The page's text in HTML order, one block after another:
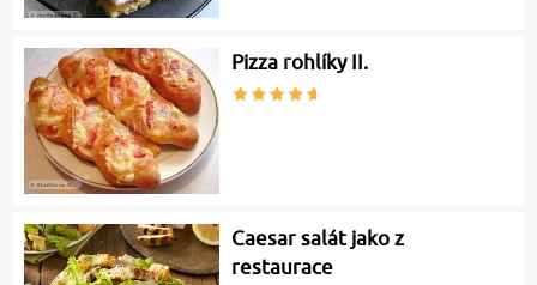
Pizza rohlíky II.
Caesar salát jako z
restaurace